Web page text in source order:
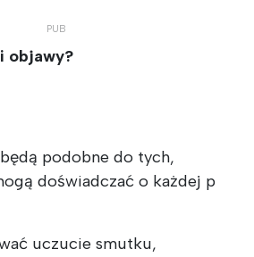
objawy?
podobne do tych,
doświadczać o każdej p
uczucie smutku,